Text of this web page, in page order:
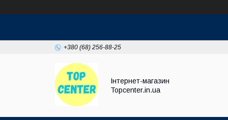
+380 (68) 256-88-25
Інтернет-магазин
Topcenter.in.ua